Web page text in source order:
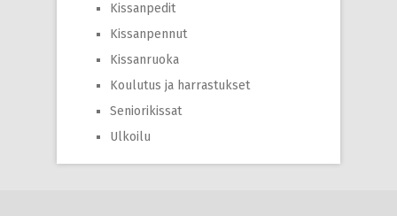
Kissanpedit
Kissanpennut
Kissanruoka
Koulutus ja harrastukset
Seniorikissat
Ulkoilu